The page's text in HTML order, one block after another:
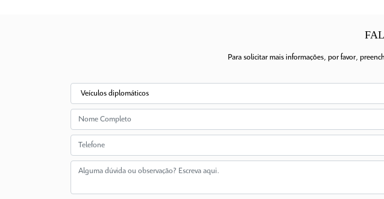
Para solicitar mais informações, por favor,